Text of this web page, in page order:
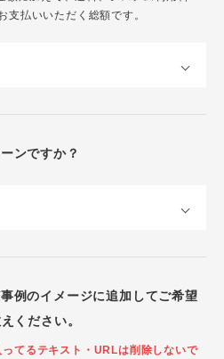
支払いいただく総額です。
ンですか？
例のイメージに追加してご希望
ください。
てるテキスト・URLは削除しないで